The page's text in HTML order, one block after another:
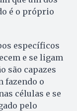
é o próprio
específicos
e se ligam
são capazes
fazendo o
células e se
pelo